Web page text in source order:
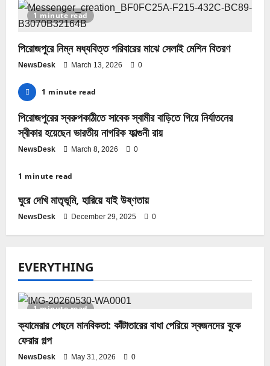
1 minute read
পিরোজপুরে নিম্ন মধ্যবিত্ত পরিবারের মাঝে সেলাই মেশিন বিতরণ
NewsDesk March 13, 2026 0
1 minute read
পিরোজপুরের স্বরুপকাঠীতে সাবেক স্বামীর বাড়িতে গিয়ে নির্যাতনের
স্বীকার হয়েছেন ভারতীয় নাগরিক ফাল্গুনী রায়
NewsDesk March 8, 2026 0
1 minute read
ঘুরে দেখি মাতৃভূমি, হারিয়ে যাই উষ্ণতায়
NewsDesk December 29, 2025 0
EVERYTHING
1 minute read
ক্যামেরার পেছনে মানবিকতা: কাঁটাতারের বাধা পেরিয়ে স্বজনদের বুকে
ফেরার গল্প
NewsDesk May 31, 2026 0